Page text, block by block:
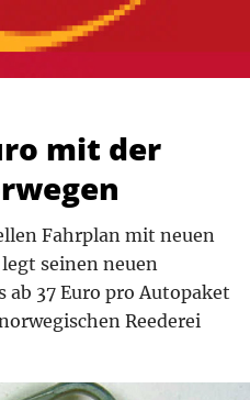
mit der
Fahrplan mit neuen
seinen neuen
37 Euro pro Autopaket
Reederei